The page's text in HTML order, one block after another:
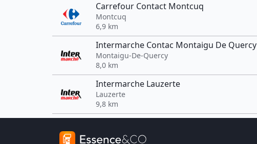
Carrefour Contact Montcuq
Montcuq
6,9 km
Intermarche Contac Montaigu De Quercy
Montaigu-De-Quercy
8,0 km
Intermarche Lauzerte
Lauzerte
9,8 km